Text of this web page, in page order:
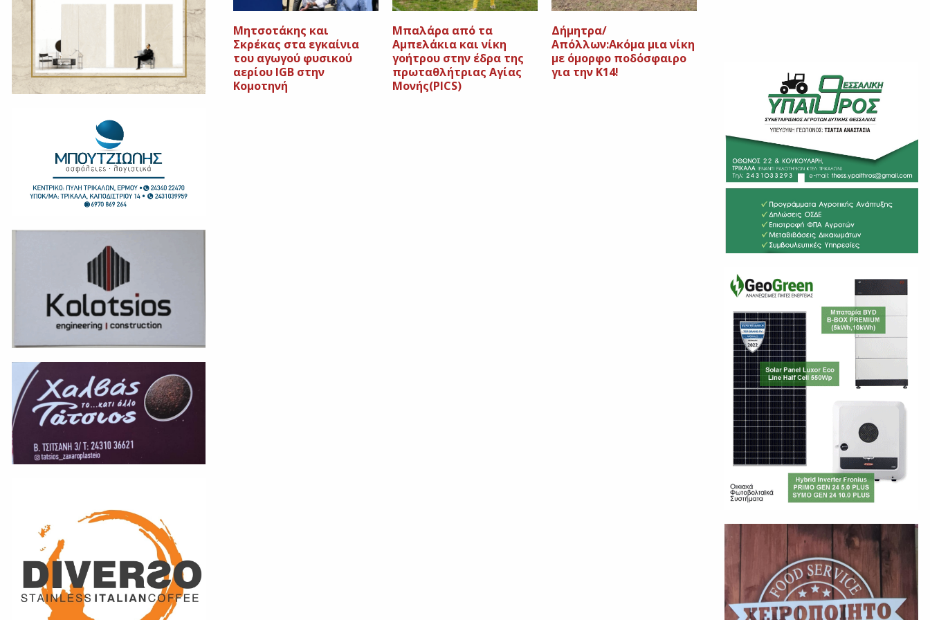
Μητσοτάκης και
Σκρέκας στα εγκαίνια
του αγωγού φυσικού
αερίου IGB στην
Κομοτηνή
Mπαλάρα από τα
Αμπελάκια και νίκη
γοήτρου στην έδρα της
πρωταθλήτριας Αγίας
Μονής(PICS)
Δήμητρα/
Απόλλων:Ακόμα μια νίκη
με όμορφο ποδόσφαιρο
για την Κ14!